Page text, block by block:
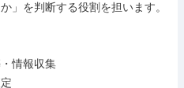
」を判断する役割を担います。
情報収集